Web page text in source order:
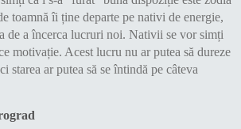
toamnă îi ține departe pe nativi de energie,
de a încerca lucruri noi. Nativii se vor simți
motivație. Acest lucru nu ar putea să dureze
starea ar putea să se întindă pe câteva